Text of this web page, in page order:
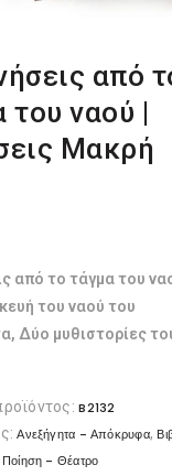
από
του ναού |
Μακρή
από το τάγμα του
του ναού του
Δύο μυθιστορίες
B2132
Ανεξήγητα - Απόκρυφα,
Ποίηση - Θέατρο